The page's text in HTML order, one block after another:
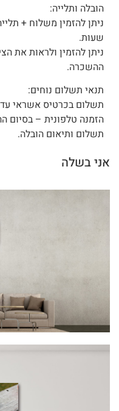
הובלה ותלייה:
שעות.
ניתן להזמין ולראות את
ההשכרה.
תנאי תשלום נוחים:
תשלום בכרטיס אשראי עד 6 תשלומים ללא ריבית.
הזמנה טלפונית – בסיום
תשלום ותיאום הובלה.
אני בשלה